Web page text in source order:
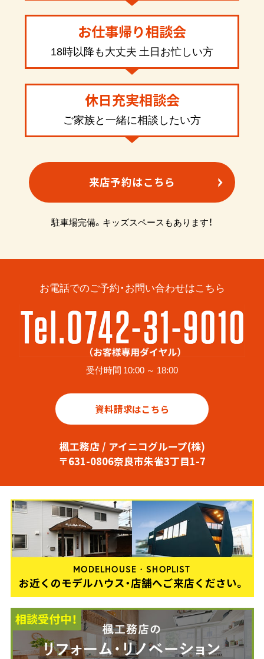
お仕事帰り相談会
18時以降も大丈夫 土日お忙しい方
休日充実相談会
ご家族と一緒に相談したい方
来店予約はこちら
駐車場完備。キッズスペースもあります！
お電話でのご予約・お問い合わせはこちら
受付時間 10:00 ～ 18:00
資料請求はこちら
楓工務店 / アイニコグループ(株)
〒631-0806奈良市朱雀3丁目1-7
MODELHOUSE・SHOPLIST
お近くのモデルハウス・店舗へご来店ください。